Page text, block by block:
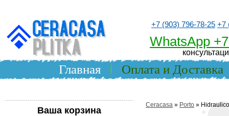
+7 (903) 796-78-25 +7
WhatsApp
Главная Оплата и Доставка
Ваша корзина
Ceracasa » Porto »